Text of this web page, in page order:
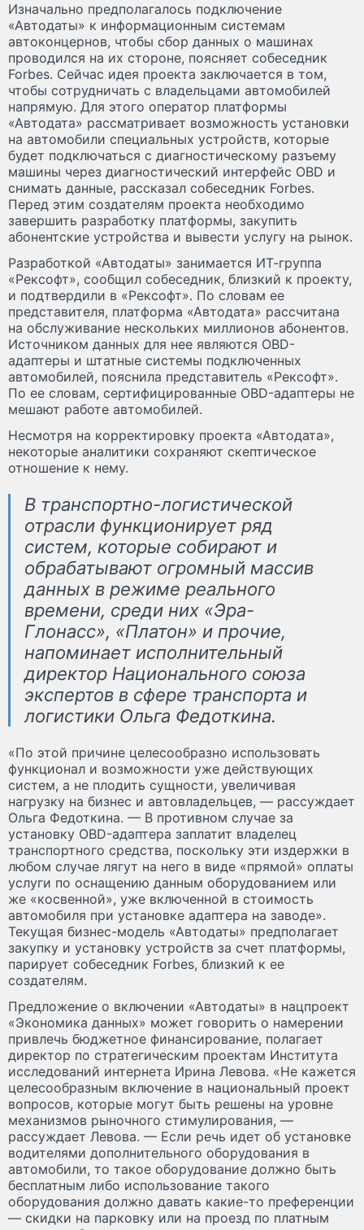
Изначально предполагалось подключение
«Автодаты» к информационным системам
автоконцернов, чтобы сбор данных о машинах
проводился на их стороне, поясняет собеседник
Forbes. Сейчас идея проекта заключается в том,
чтобы сотрудничать с владельцами автомобилей
напрямую. Для этого оператор платформы
«Автодата» рассматривает возможность установки
на автомобили специальных устройств, которые
будет подключаться с диагностическому разъему
машины через диагностический интерфейс OBD и
снимать данные, рассказал собеседник Forbes.
Перед этим создателям проекта необходимо
завершить разработку платформы, закупить
абонентские устройства и вывести услугу на рынок.
Разработкой «Автодаты» занимается ИТ-группа
«Рексофт», сообщил собеседник, близкий к проекту,
и подтвердили в «Рексофт». По словам ее
представителя, платформа «Автодата» рассчитана
на обслуживание нескольких миллионов абонентов.
Источником данных для нее являются OBD-
адаптеры и штатные системы подключенных
автомобилей, пояснила представитель «Рексофт».
По ее словам, сертифицированные OBD-адаптеры не
мешают работе автомобилей.
Несмотря на корректировку проекта «Автодата»,
некоторые аналитики сохраняют скептическое
отношение к нему.
В транспортно-логистической
отрасли функционирует ряд
систем, которые собирают и
обрабатывают огромный массив
данных в режиме реального
времени, среди них «Эра-
Глонасс», «Платон» и прочие,
напоминает исполнительный
директор Национального союза
экспертов в сфере транспорта и
логистики Ольга Федоткина.
«По этой причине целесообразно использовать
функционал и возможности уже действующих
систем, а не плодить сущности, увеличивая
нагрузку на бизнес и автовладельцев, — рассуждает
Ольга Федоткина. — В противном случае за
установку OBD-адаптера заплатит владелец
транспортного средства, поскольку эти издержки в
любом случае лягут на него в виде «прямой» оплаты
услуги по оснащению данным оборудованием или
же «косвенной», уже включенной в стоимость
автомобиля при установке адаптера на заводе».
Текущая бизнес-модель «Автодаты» предполагает
закупку и установку устройств за счет платформы,
парирует собеседник Forbes, близкий к ее
создателям.
Предложение о включении «Автодаты» в нацпроект
«Экономика данных» может говорить о намерении
привлечь бюджетное финансирование, полагает
директор по стратегическим проектам Института
исследований интернета Ирина Левова. «Не кажется
целесообразным включение в национальный проект
вопросов, которые могут быть решены на уровне
механизмов рыночного стимулирования, —
рассуждает Левова. — Если речь идет об установке
водителями дополнительного оборудования в
автомобили, то такое оборудование должно быть
бесплатным либо использование такого
оборудования должно давать какие-то преференции
— скидки на парковку или на проезд по платным